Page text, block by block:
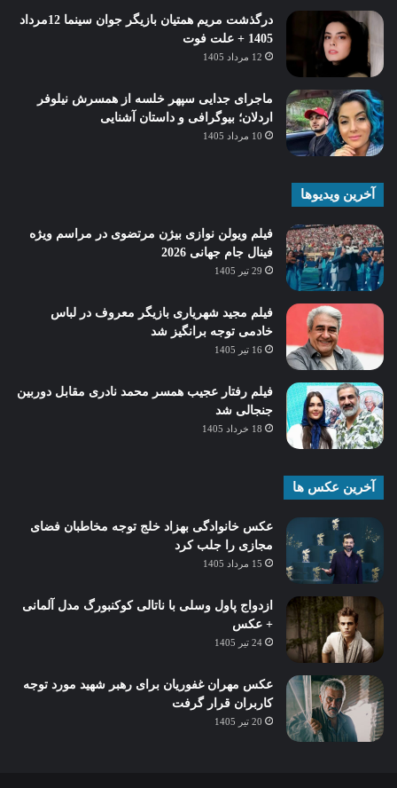
درگذشت مریم همتیان بازیگر جوان سینما 12مرداد
1405 + علت فوت
12 مرداد 1405
ماجرای جدایی سپهر خلسه از همسرش نیلوفر
اردلان؛ بیوگرافی و داستان آشنایی
10 مرداد 1405
آخرین ویدیوها
فیلم ویولن نوازی بیژن مرتضوی در مراسم ویژه
فینال جام جهانی 2026
29 تیر 1405
فیلم مجید شهریاری بازیگر معروف در لباس
خادمی توجه برانگیز شد
16 تیر 1405
فیلم رفتار عجیب همسر محمد نادری مقابل دوربین
جنجالی شد
18 خرداد 1405
آخرین عکس ها
عکس خانوادگی بهزاد خلج توجه مخاطبان فضای
مجازی را جلب کرد
15 مرداد 1405
ازدواج پاول وسلی با ناتالی کوکنبورگ مدل آلمانی
+ عکس
24 تیر 1405
عکس مهران غفوریان برای رهبر شهید مورد توجه
کاربران قرار گرفت
20 تیر 1405